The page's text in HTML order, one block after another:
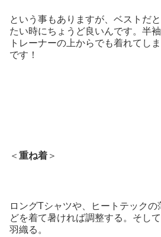
という事もありますが、ベストだ
たい時にちょうど良いんです。半
トレーナーの上からでも着れてし
です！
＜ 重ね着 ＞
ロングTシャツや、ヒートテック
どを着て暑ければ調整する。そし
羽織る。